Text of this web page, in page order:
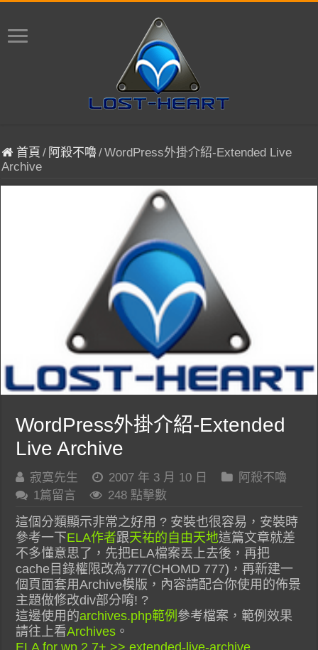
首頁 / 阿殺不嚕/WordPress外掛介紹-Extended Live
Archive
WordPress外掛介紹-Extended
Live Archive
寂寞先生 2007 年 3 月 10 日
阿殺不嚕
1篇留言
248 點擊數
這個分類顯示非常之好用 ? 安裝也很容易，安裝時
參考一下ELA作者跟天祐的自由天地這篇文章就差
不多懂意思了，先把ELA檔案丟上去後，再把
cache目錄權限改為777(CHOMD 777)，再新建一
個頁面套用Archive模版，內容請配合你使用的佈景
主題做修改div部分唷! ?
這邊使用的archives.php範例 參考檔案，範例效果
請往上看Archives 。
ELA for wp 2.7+ >> extended-live-archive